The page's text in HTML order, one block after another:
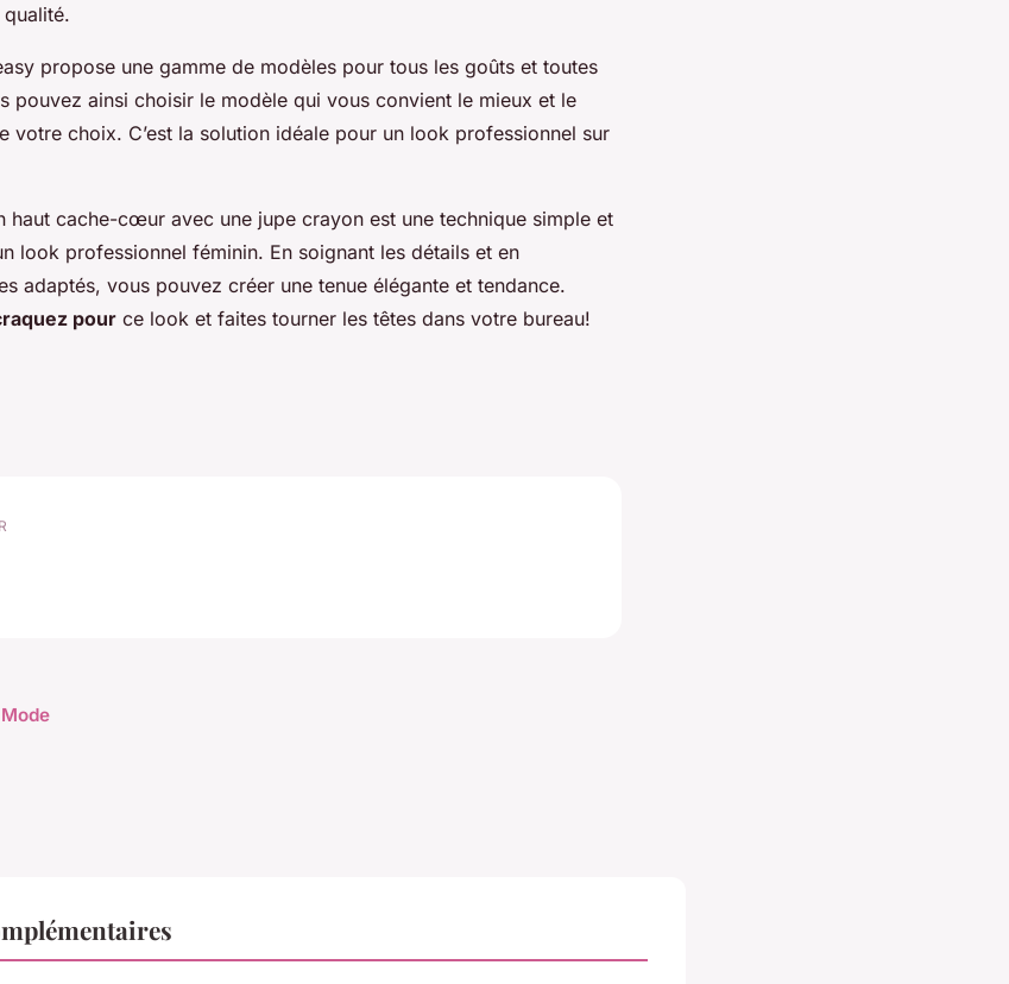
propose une gamme de modèles pour tous les goûts et toutes
pouvez ainsi choisir le modèle qui vous convient le mieux et le
votre choix. C’est la solution idéale pour un look professionnel sur
haut cache-cœur avec une jupe crayon est une technique simple et
look professionnel féminin. En soignant les détails et en
adaptés, vous pouvez créer une tenue élégante et tendance.
pour ce look et faites tourner les têtes dans votre bureau!